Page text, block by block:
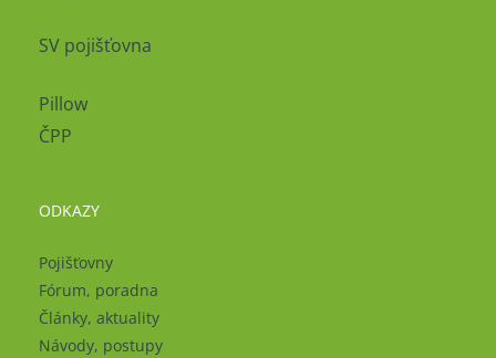
SV pojišťovna
Pillow
ČPP
ODKAZY
Pojišťovny
Fórum, poradna
Články, aktuality
Návody, postupy